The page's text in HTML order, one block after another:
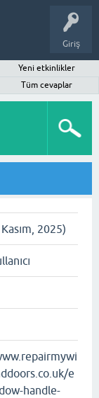
Giriş
Yeni etkinlikler
Tüm cevaplar
2025)
e
handle-